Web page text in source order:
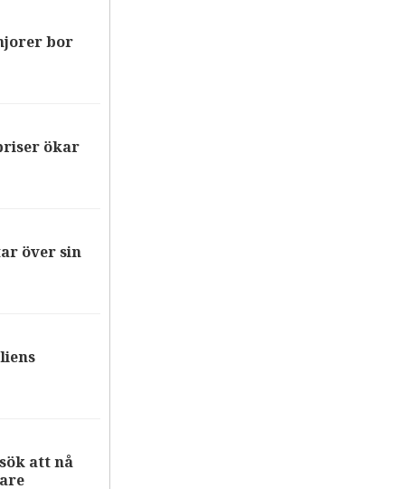
bor
ökar
över sin
att nå